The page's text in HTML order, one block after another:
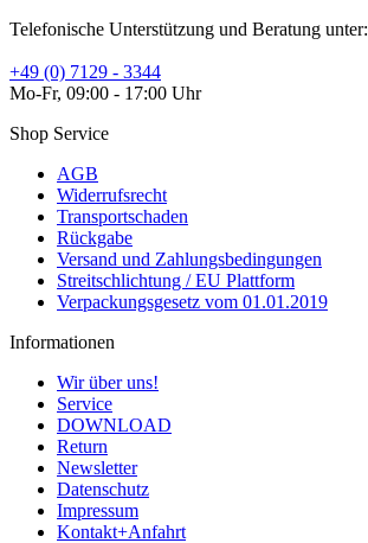
Telefonische Unterstützung und Beratung unter:
+49 (0) 7129 - 3344
Mo-Fr, 09:00 - 17:00 Uhr
Shop Service
AGB
Widerrufsrecht
Transportschaden
Rückgabe
Versand und Zahlungsbedingungen
Streitschlichtung / EU Plattform
Verpackungsgesetz vom 01.01.2019
Informationen
Wir über uns!
Service
DOWNLOAD
Return
Newsletter
Datenschutz
Impressum
Kontakt+Anfahrt